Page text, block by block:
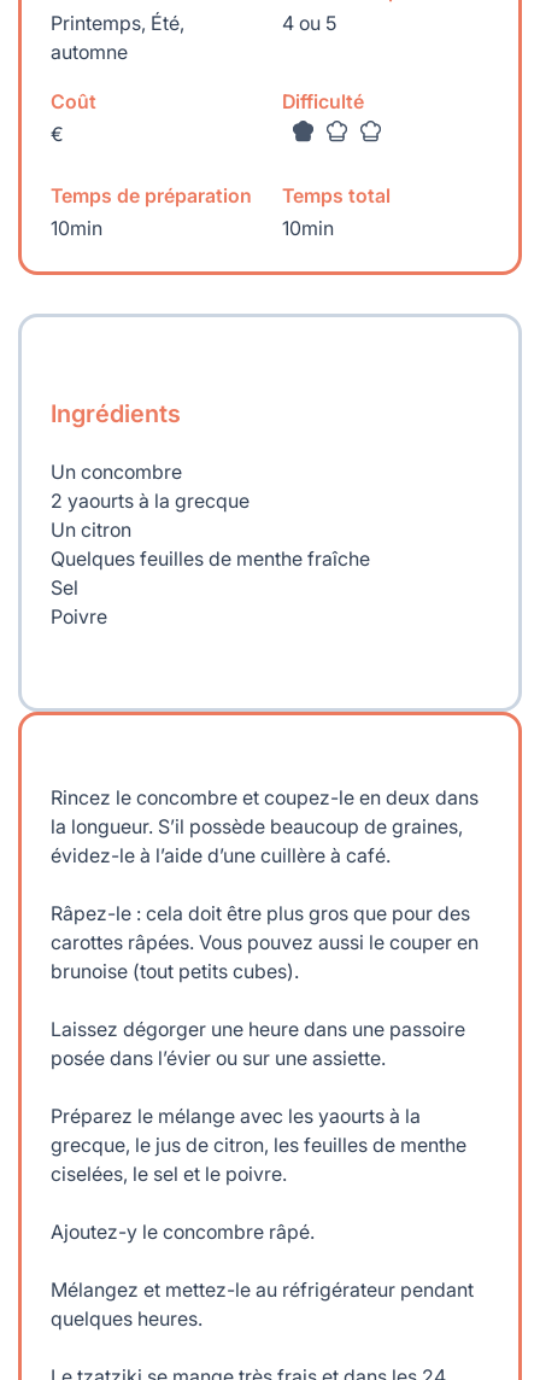
Printemps, Été,
automne
4 ou 5
Coût
€
Difficulté
Temps de préparation
10min
Temps total
10min
Ingrédients
Un concombre
2 yaourts à la grecque
Un citron
Quelques feuilles de menthe fraîche
Sel
Poivre
Rincez le concombre et coupez-le en deux dans
la longueur. S’il possède beaucoup de graines,
évidez-le à l’aide d’une cuillère à café.
Râpez-le : cela doit être plus gros que pour des
carottes râpées. Vous pouvez aussi le couper en
brunoise (tout petits cubes).
Laissez dégorger une heure dans une passoire
posée dans l’évier ou sur une assiette.
Préparez le mélange avec les yaourts à la
grecque, le jus de citron, les feuilles de menthe
ciselées, le sel et le poivre.
Ajoutez-y le concombre râpé.
Mélangez et mettez-le au réfrigérateur pendant
quelques heures.